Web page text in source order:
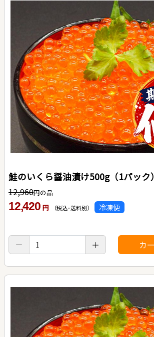
鮭のいくら醤油漬け500g（1パック）
12,960円の品
12,420 円 （税込･送料別） 冷凍便